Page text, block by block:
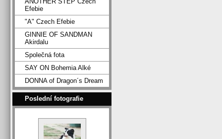
Efebie
"A" Czech Efebie
GINNIE OF SANDMAN
Akirdalu
Společná fota
SAY ON Bohemia Alké
DONNA of Dragon´s Dream
Poslední fotografie